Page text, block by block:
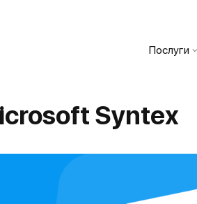
Послуги
Syntex